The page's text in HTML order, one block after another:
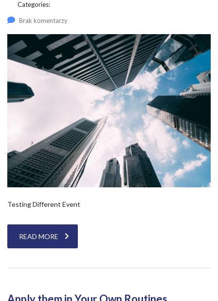
Categories:
Brak komentarzy
Testing Different Event
READ MORE